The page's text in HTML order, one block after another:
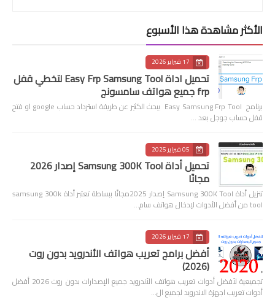
الأكثر مشاهدة هذا الأسبوع
17 فبراير 2026
تحميل اداة Easy Frp Samsung Tool لتخطي قفل
frp جميع هواتف سامسونج
برنامج Easy Samsung Frp Tool يبحث الكثير عن طريقة استرداد حساب google او فتح
قفل حساب جوجل بعد …
05 فبراير 2025
تحميل أداة Samsung 300K Tool إصدار 2026
مجانًا
تنزيل أداة Samsung 300K Tool إصدار 2025مجانًا ببساطة تعتبر أداة samsung 300k
tool من أفضل الأدوات لإدخال هواتف سام…
17 فبراير 2026
أفضل برامج تعريب هواتف الأندرويد بدون روت
(2026)
تجميعية لأفضل أدوات تعريب هواتف الأندرويد جميع الإصدارات بدون روت 2026 أفضل
أدوات تعريب اجهزة الاندرويد لجميع ال…